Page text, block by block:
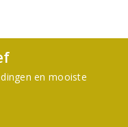
en mooiste